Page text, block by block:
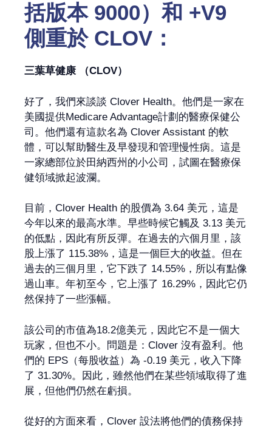
括版本 9000）和 +V9
側重於 CLOV：
三葉草健康 （CLOV）
好了，我們來談談 Clover Health。他們是一家在
美國提供Medicare Advantage計劃的醫療保健公
司。他們還有這款名為 Clover Assistant 的軟
體，可以幫助醫生及早發現和管理慢性病。這是
一家總部位於田納西州的小公司，試圖在醫療保
健領域掀起波瀾。
目前，Clover Health 的股價為 3.64 美元，這是
今年以來的最高水準。早些時候它觸及 3.13 美元
的低點，因此有所反彈。在過去的六個月里，該
股上漲了 115.38%，這是一個巨大的收益。但在
過去的三個月里，它下跌了 14.55%，所以有點像
過山車。年初至今，它上漲了 16.29%，因此它仍
然保持了一些漲幅。
該公司的市值為18.2億美元，因此它不是一個大
玩家，但也不小。問題是：Clover 沒有盈利。他
們的 EPS（每股收益）為 -0.19 美元，收入下降
了 31.30%。因此，雖然他們在某些領域取得了進
展，但他們仍然在虧損。
從好的方面來看，Clover 設法將他們的債務保持